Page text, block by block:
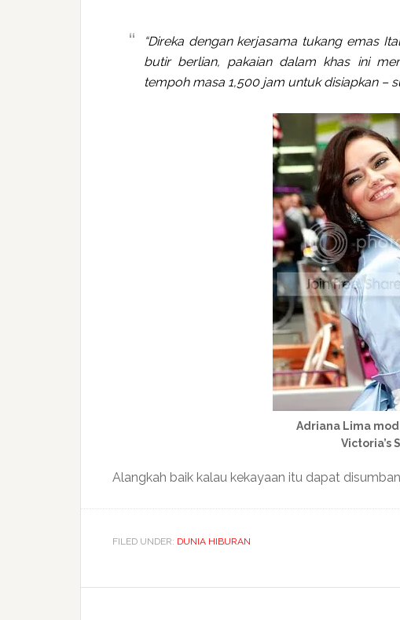
“Direka dengan kerjasama tukang emas
butir berlian, pakaian dalam khas ini
tempoh masa 1,500 jam untuk disiapkan –
Adriana Lima
Victoria’s
Alangkah baik kalau kekayaan itu dapat
FILED UNDER: DUNIA HIBURAN